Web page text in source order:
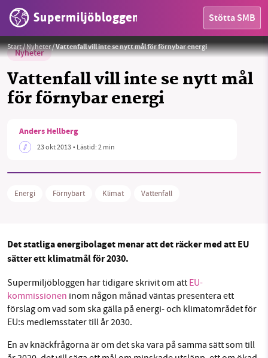
Supermiljöbloggen Stötta SMB
OMRÅDEN
MILJÖFAKTA
OM OSS
Sök Sparade inlägg Tipsa oss
Facebook Instagram
Threads LinkedIn
Start/Nyheter/Vattenfall vill inte se nytt mål för förnybar energi
Nyheter
Vattenfall vill inte se nytt mål
för förnybar energi
Anders Hellberg
23 okt 2013• Lästid:2 min
Energi Förnybart Klimat Vattenfall
Det statliga energibolaget menar att det räcker med att EU
sätter ett klimatmål för 2030.
Supermiljöbloggen har tidigare skrivit om att EU-
kommissionen inom någon månad väntas presentera ett
förslag om vad som ska gälla på energi- och klimatområdet för
EU:s medlemsstater till år 2030.
En av knäckfrågorna är om det ska vara på samma sätt som till
SMB kämpar för en hållbar framtid. Sedan
miljödebatten framåt genom